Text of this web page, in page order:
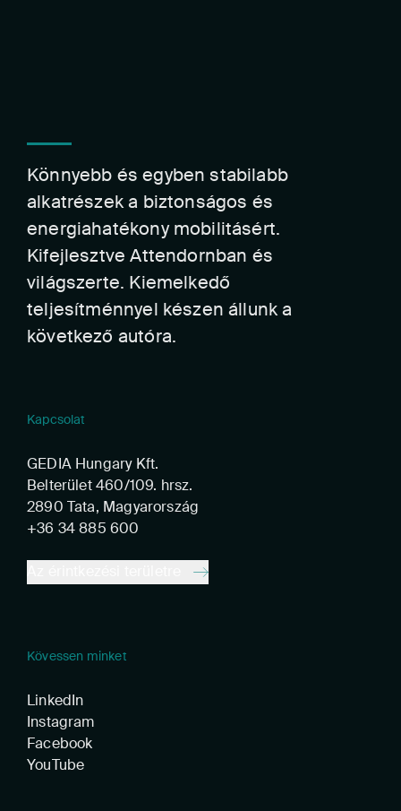
Könnyebb és egyben stabilabb
alkatrészek a biztonságos és
energiahatékony mobilitásért.
Kifejlesztve Attendornban és
világszerte. Kiemelkedő
teljesítménnyel készen állunk a
következő autóra.
Kapcsolat
GEDIA Hungary Kft.
Belterület 460/109. hrsz.
2890 Tata, Magyarország
+36 34 885 600
Kövessen minket
LinkedIn
Instagram
Facebook
YouTube